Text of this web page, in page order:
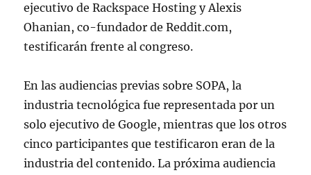
ejecutivo de Rackspace Hosting y Alexis
Ohanian, co-fundador de Reddit.com,
testificarán frente al congreso.
En las audiencias previas sobre SOPA, la
industria tecnológica fue representada por un
solo ejecutivo de Google, mientras que los otros
cinco participantes que testificaron eran de la
industria del contenido. La próxima audiencia